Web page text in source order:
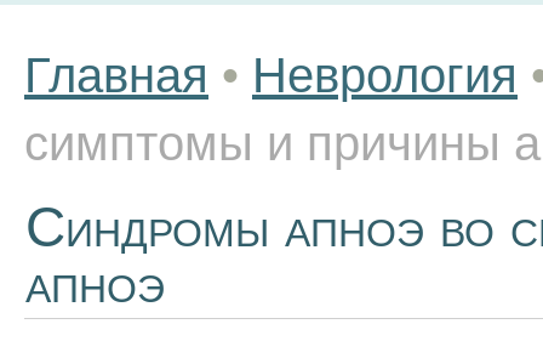
Главная • Неврология
симптомы и причины
Синдромы апноэ во
апноэ